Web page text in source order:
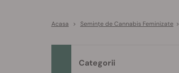
Acasa > Semințe de Cannabis Feminizate >
Categorii